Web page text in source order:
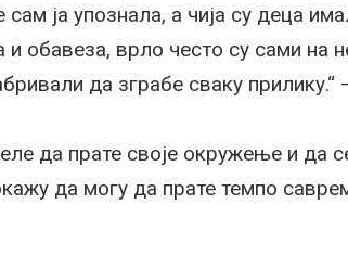
ја упознала, а чија су деца
обавеза, врло често су сами на
да зграбе сваку прилику.“
да прате своје окружење и да
да могу да прате темпо